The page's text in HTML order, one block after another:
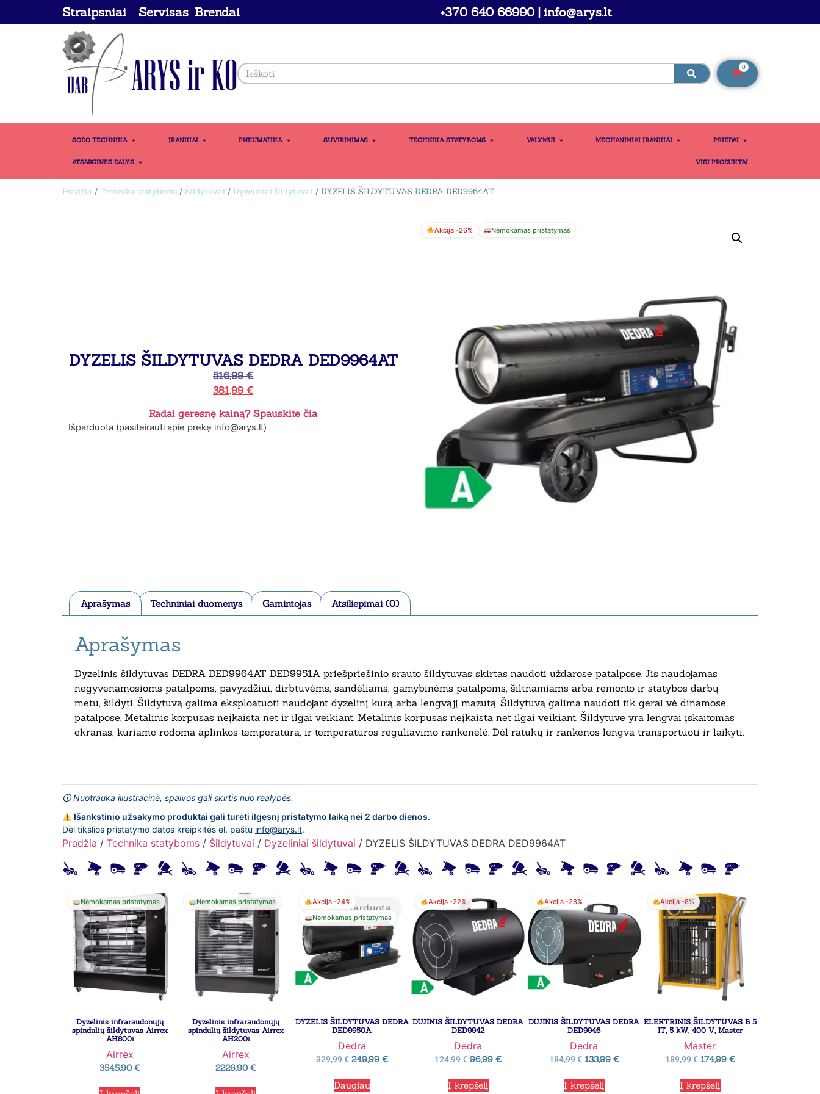
Straipsniai Servisas Brendai +370 640 66990 | info@arys.lt
0
SODO TECHNIKA ĮRANKIAI PNEUMATIKA SUVIRINIMAS TECHNIKA STATYBOMS VALYMUI MECHANINIAI ĮRANKIAI PRIEDAI
ATSARGINĖS DALYS VISI PRODUKTAI
Pradžia / Technika statyboms / Šildytuvai / Dyzeliniai šildytuvai / DYZELIS ŠILDYTUVAS DEDRA DED9964AT
DYZELIS ŠILDYTUVAS DEDRA DED9964AT
516,99€
381,99 €
Radai geresnę kainą? Spauskite čia
Išparduota (pasiteirauti apie prekę info@arys.lt)
Akcija -26% Nemokamas pristatymas
Aprašymas Techniniai duomenys Gamintojas Atsiliepimai (0)
Aprašymas
Dyzelinis šildytuvas DEDRA DED9964AT DED9951A priešpriešinio srauto šildytuvas skirtas naudoti uždarose patalpose. Jis naudojamas
negyvenamosioms patalpoms, pavyzdžiui, dirbtuvėms, sandėliams, gamybinėms patalpoms, šiltnamiams arba remonto ir statybos darbų
metu, šildyti. Šildytuvą galima eksploatuoti naudojant dyzelinį kurą arba lengvąjį mazutą. Šildytuvą galima naudoti tik gerai vė dinamose
patalpose. Metalinis korpusas neįkaista net ir ilgai veikiant. Metalinis korpusas neįkaista net ilgai veikiant. Šildytuve yra lengvai įskaitomas
ekranas, kuriame rodoma aplinkos temperatūra, ir temperatūros reguliavimo rankenėlė. Dėl ratukų ir rankenos lengva transportuoti ir laikyti.
🛈 Nuotrauka iliustracinė, spalvos gali skirtis nuo realybės.
Išankstinio užsakymo produktai gali turėti ilgesnį pristatymo laiką nei 2 darbo dienos.
Dėl tikslios pristatymo datos kreipkitės el. paštu info@arys.lt.
Pradžia / Technika statyboms / Šildytuvai / Dyzeliniai šildytuvai / DYZELIS ŠILDYTUVAS DEDRA DED9964AT
Nemokamas pristatymas
Dyzelinis infraraudonųjų
spindulių šildytuvas Airrex
AH800i
Airrex
3545,90€
Nemokamas pristatymas
Dyzelinis infraraudonųjų
spindulių šildytuvas Airrex
AH200i
Airrex
2226,90€
Akcija -24%
Nemokamas pristatymas
Išparduota
DYZELIS ŠILDYTUVAS DEDRA
DED9950A
Dedra
329,99€ 249,99 €
Daugiau
Akcija -22%
DUJINIS ŠILDYTUVAS DEDRA
DED9942
Dedra
124,99€ 96,99€
Į krepšelį
Akcija -28%
DUJINIS ŠILDYTUVAS DEDRA
DED9946
Dedra
184,99€ 133,99 €
Į krepšelį
Akcija -8%
ELEKTRINIS ŠILDYTUVAS B 5
IT, 5 kW, 400 V, Master
Master
189,99€ 174,99 €
Į krepšelį